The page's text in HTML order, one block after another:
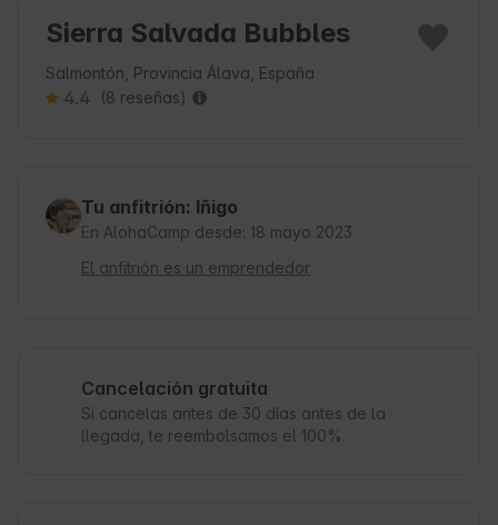
Sierra Salvada Bubbles
Salmontón, Provincia Álava, España
4.4 (8 reseñas)
Tu anfitrión: Iñigo
En AlohaCamp desde: 18 mayo 2023
El anfitrión es un emprendedor
Cancelación gratuita
Si cancelas antes de 30 días antes de la
llegada, te reembolsamos el 100%.